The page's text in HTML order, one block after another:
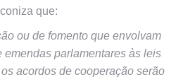
que:
ou de fomento que envolvam
emendas parlamentares às leis
acordos de cooperação serão